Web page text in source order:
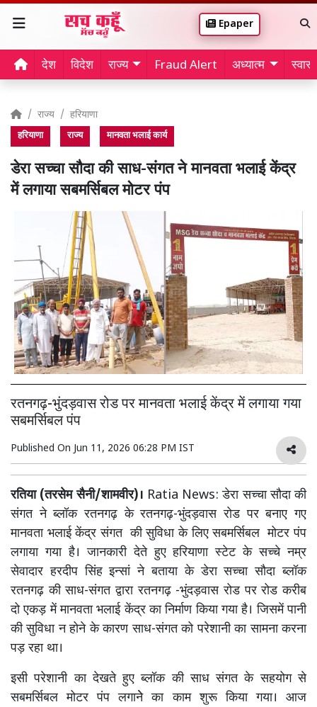
Epaper
देश विदेश राज्य Fraud Alert अध्यात्म
राज्य हरियाणा
हरियाणा राज्य मानवता भलाई कार्य
डेरा सच्चा सौदा की साध-संगत ने मानवता भलाई केंद्र
में लगाया सबमर्सिबल मोटर पंप
रतनगढ़-भुंदड़वास रोड पर मानवता भलाई केंद्र में लगाया गया
सबमर्सिबल पंप
Published On Jun 11, 2026 06:28 PM IST
रतिया (तरसेम सैनी/शामवीर)। Ratia News: डेरा सच्चा सौदा की
संगत ने ब्लॉक रतनगढ़ के रतनगढ़-भुंदड़वास रोड पर बनाए गए
मानवता भलाई केंद्र संगत की सुविधा के लिए सबमर्सिबल मोटर पंप
लगाया गया है। जानकारी देते हुए हरियाणा स्टेट के सच्चे नम्र
सेवादार हरदीप सिंह इन्सां ने बताया के डेरा सच्चा सौदा ब्लॉक
रतनगढ़ की साध-संगत द्वारा रतनगढ़ -भुंदड़वास रोड पर रोड करीब
दो एकड़ में मानवता भलाई केंद्र का निर्माण किया गया है। जिसमें पानी
की सुविधा न होने के कारण साध-संगत को परेशानी का सामना करना
पड़ रहा था।
इसी परेशानी का देखते हुए ब्लॉक की साध संगत के सहयोग से
सबमर्सिबल मोटर पंप लगानेे का काम शुरू किया गया। आज